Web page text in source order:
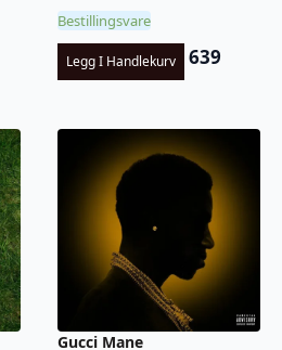
Bestillingsvare
Legg I Handlekurv 639
Gucci Mane